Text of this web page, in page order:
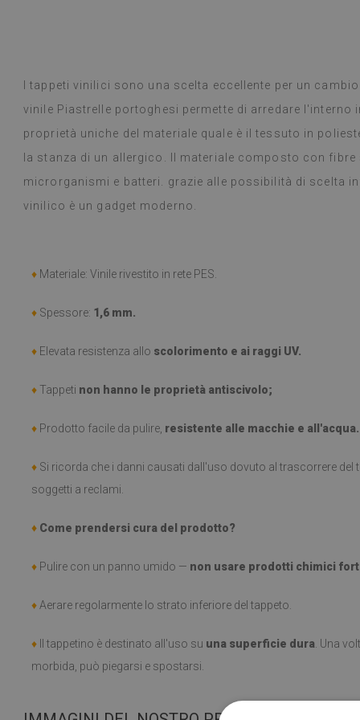
I tappeti vinilici sono una scelta eccellente per un
vinile Piastrelle portoghesi permette di arredare l'interno
proprietà uniche del materiale quale è il tessuto in
la stanza di un allergico. Il materiale composto con fibre
microrganismi e batteri. grazie alle possibilità di scelta
vinilico è un gadget moderno.
♦ Materiale: Vinile rivestito in rete PES.
♦ Spessore: 1,6 mm.
♦ Elevata resistenza allo scolorimento e ai raggi UV.
♦ Tappeti non hanno le proprietà antiscivolo;
♦ Prodotto facile da pulire, resistente alle macchie e all'acqua.
♦ Si ricorda che i danni causati dall'uso dovuto al trascorrere
soggetti a reclami.
♦ Come prendersi cura del prodotto?
♦ Pulire con un panno umido — non usare prodotti chimici
♦ Aerare regolarmente lo strato inferiore del tappeto.
♦ Il tappetino è destinato all'uso su una superficie dura . Una
morbida, può piegarsi e spostarsi.
1 anno fa